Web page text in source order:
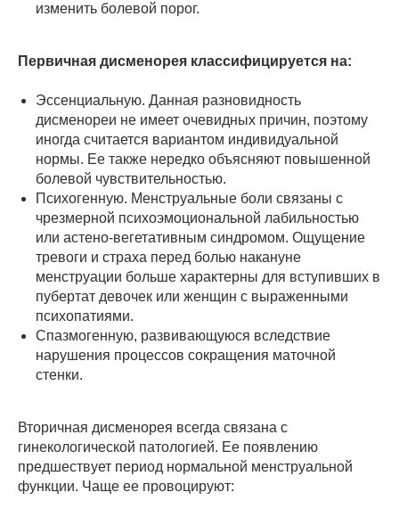
изменить болевой порог.
Первичная дисменорея классифицируется на:
Эссенциальную. Данная разновидность
дисменореи не имеет очевидных причин, поэтому
иногда считается вариантом индивидуальной
нормы. Ее также нередко объясняют повышенной
болевой чувствительностью.
Психогенную. Менструальные боли связаны с
чрезмерной психоэмоциональной лабильностью
или астено-вегетативным синдромом. Ощущение
тревоги и страха перед болью накануне
менструации больше характерны для вступивших в
пубертат девочек или женщин с выраженными
психопатиями.
Спазмогенную, развивающуюся вследствие
нарушения процессов сокращения маточной
стенки.
Вторичная дисменорея всегда связана с
гинекологической патологией. Ее появлению
предшествует период нормальной менструальной
функции. Чаще ее провоцируют: